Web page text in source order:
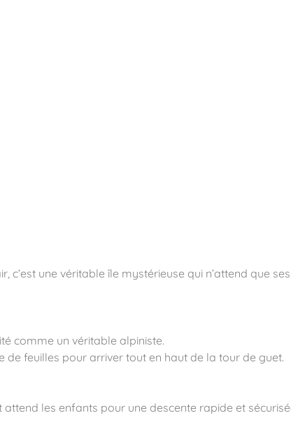
une véritable île mystérieuse qui n’attend que
comme un véritable alpiniste.
de feuilles pour arriver tout en haut de la tour de guet.
les enfants pour une descente rapide et